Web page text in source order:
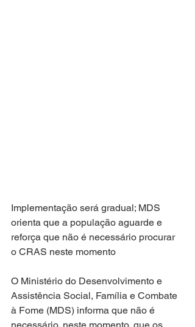
Implementação será gradual; MDS
orienta que a população aguarde e
reforça que não é necessário procurar
o CRAS neste momento
O Ministério do Desenvolvimento e
Assistência Social, Família e Combate
à Fome (MDS) informa que não é